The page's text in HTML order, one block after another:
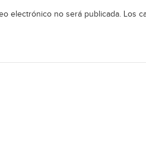
electrónico no será publicada. Los